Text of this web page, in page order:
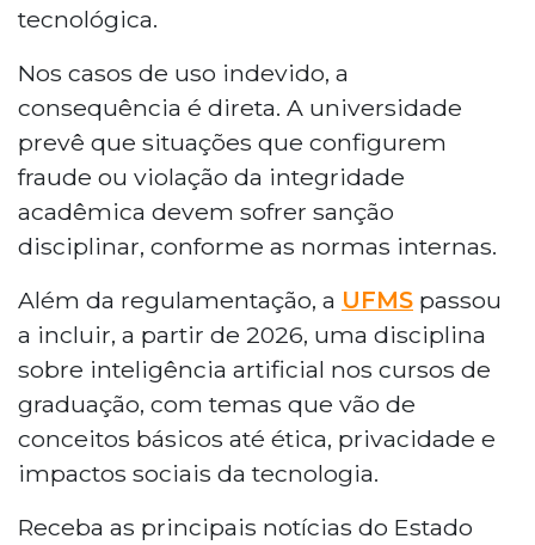
tecnológica.
Nos casos de uso indevido, a
consequência é direta. A universidade
prevê que situações que configurem
fraude ou violação da integridade
acadêmica devem sofrer sanção
disciplinar, conforme as normas internas.
Além da regulamentação, a UFMS passou
a incluir, a partir de 2026, uma disciplina
sobre inteligência artificial nos cursos de
graduação, com temas que vão de
conceitos básicos até ética, privacidade e
impactos sociais da tecnologia.
Receba as principais notícias do Estado